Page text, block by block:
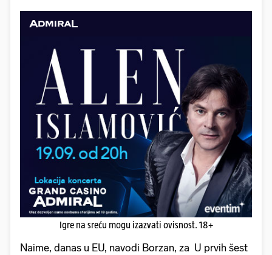
Igre na sreću mogu izazvati ovisnost. 18+
Naime, danas u EU, navodi Borzan, za U prvih šest